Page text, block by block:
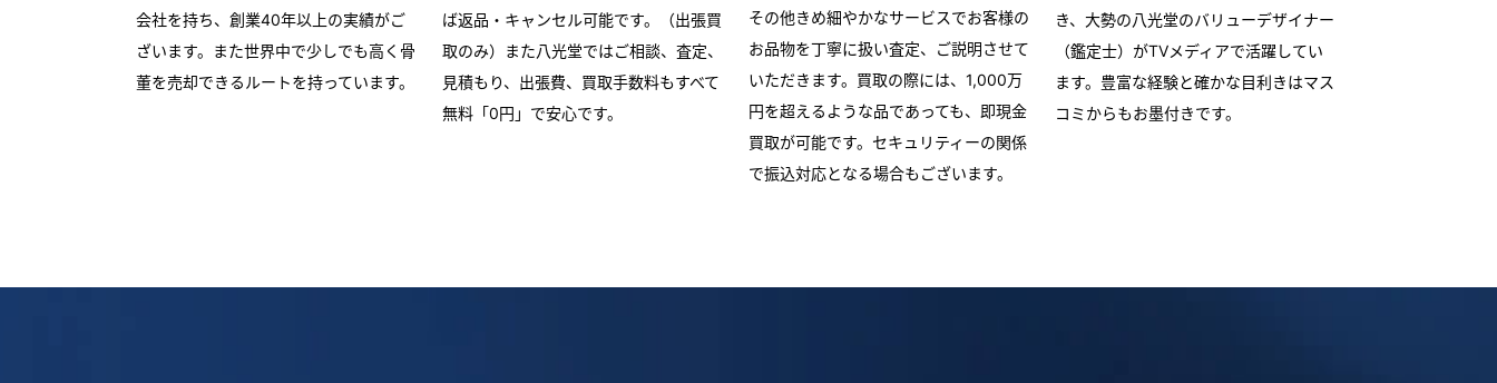
会社を持ち、創業40年以上の実績がご
ざいます。また世界中で少しでも高く骨
董を売却できるルートを持っています。
ば返品・キャンセル可能です。（出張買
取のみ）また八光堂ではご相談、査定、
見積もり、出張費、買取手数料もすべて
無料「0円」で安心です。
その他きめ細やかなサービスでお客様の
お品物を丁寧に扱い査定、ご説明させて
いただきます。買取の際には、1,000万
円を超えるような品であっても、即現金
買取が可能です。セキュリティーの関係
で振込対応となる場合もございます。
き、大勢の八光堂のバリューデザイナー
（鑑定士）がTVメディアで活躍してい
ます。豊富な経験と確かな目利きはマス
コミからもお墨付きです。